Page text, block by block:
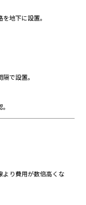
地下に設置。
で設置。
り費用が数倍高くな